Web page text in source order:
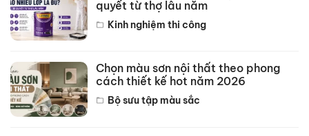
quyết từ thợ lâu năm
Kinh nghiệm thi công
Chọn màu sơn nội thất theo phong
cách thiết kế hot năm 2026
Bộ sưu tập màu sắc